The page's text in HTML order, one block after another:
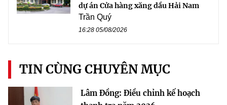
dự án Cửa hàng xăng dầu Hải Nam
Trần Quý
16:28 05/08/2026
TIN CÙNG CHUYÊN MỤC
Lâm Đồng: Điều chỉnh kế hoạch